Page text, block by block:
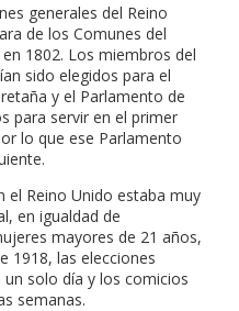
generales del Reino
de los Comunes del
1802. Los miembros del
sido elegidos para el
y el Parlamento de
para servir en el primer
lo que ese Parlamento
el Reino Unido estaba muy
en igualdad de
mayores de 21 años,
1918, las elecciones
solo día y los comicios
semanas.